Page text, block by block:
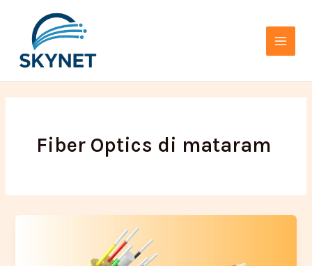
konten
Menu
Fiber Optics di mataram